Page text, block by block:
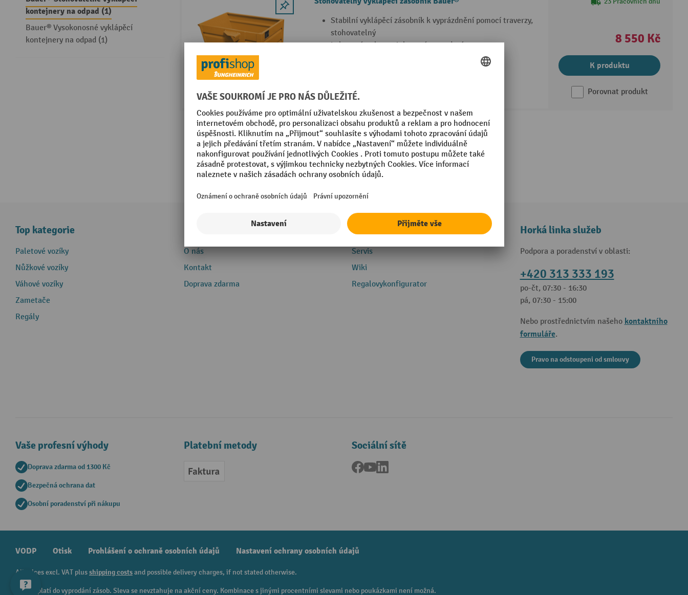
kontejnery na odpad (1)
Bauer® Vysokonosné vyklápěcí
kontejnery na odpad (1)
Stabilní vyklápěcí zásobník k vyprázdnění pomocí traverzy,
stohovatelný
Lakované nebo pozinkované provedení
Umožňuje stohování 3 plných zásobníků na sobě
33 Varianty
8 550 Kč
K produktu
Porovnat produkt
Top kategorie
Paletové vozíky
Nůžkové vozíky
Váhové vozíky
Zametače
Regály
O nás
Kontakt
Doprava zdarma
Servis
Servis
Wiki
Regalovykonfigurator
Horká linka služeb
Podpora a poradenství v oblasti:
+420 313 333 193
po-čt, 07:30 - 16:30
pá, 07:30 - 15:00
Nebo prostřednictvím našeho kontaktního
formuláře.
Pravo na odstoupeni od smlouvy
Vaše profesní výhody
Doprava zdarma od 1300 Kč
Bezpečná ochrana dat
Osobní poradenství při nákupu
Platební metody
Faktura
Sociální sítě
Facebook
YouTube
VODP Otisk Prohlášení o ochraně osobních údajů Nastavení ochrany osobních údajů
All prices excl. VAT plusshipping costsand possible delivery charges, if not stated otherwise.
¹ Sleva platí do vyprodání zásob. Sleva se nevztahuje na akční ceny. Kombinace s jinými procentními slevami nebo poukázkami není možná.